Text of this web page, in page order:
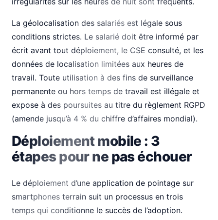
La géolocalisation des salariés est légale sous
conditions strictes. Le salarié doit être informé par
écrit avant tout déploiement, le CSE consulté, et les
données de localisation limitées aux heures de
travail. Toute utilisation à des fins de surveillance
permanente ou hors temps de travail est illégale et
expose à des poursuites au titre du règlement RGPD
(amende jusqu’à 4 % du chiffre d’affaires mondial).
Déploiement mobile : 3
étapes pour ne pas échouer
Le déploiement d’une application de pointage sur
smartphones terrain suit un processus en trois
temps qui conditionne le succès de l’adoption.